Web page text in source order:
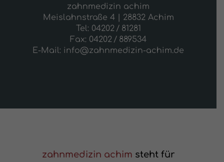
zahnmedizin achim
Meislahnstraße 4 | 28832 Achim
Tel: 04202 / 81281
Fax: 04202 / 889534
E-Mail: info@zahnmedizin-achim.de
zahnmedizin achim steht für